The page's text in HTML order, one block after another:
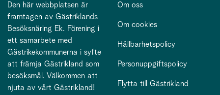
Den här webbplatsen är
framtagen av Gästriklands
Besöksnäring Ek. Förening i
ett samarbete med
Gästrikekommunerna i syfte
att främja Gästrikland som
besöksmål. Välkommen att
njuta av vårt Gästrikland!
Om oss
Om cookies
Hållbarhetspolicy
Personuppgiftspolicy
Flytta till Gästrikland